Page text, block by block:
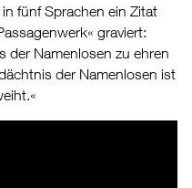
fünf Sprachen ein Zitat
graviert:
der Namenlosen zu ehren
der Namenlosen ist